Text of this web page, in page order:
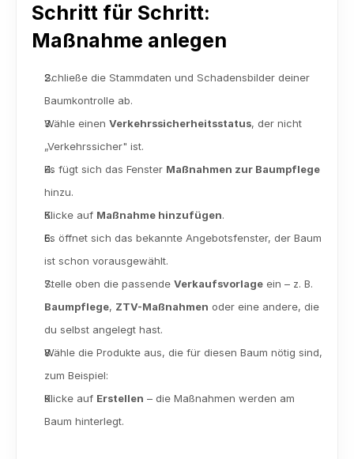
Schritt für Schritt:
Maßnahme anlegen
Schließe die Stammdaten und Schadensbilder deiner
Baumkontrolle ab.
Wähle einen Verkehrssicherheitsstatus, der nicht
„Verkehrssicher" ist.
Es fügt sich das Fenster
hinzu.
Klicke auf Maßnahme hinzufügen.
Es öffnet sich das bekannte Angebotsfenster, der Baum
ist schon vorausgewählt.
Stelle oben die passende Verkaufsvorlage
Baumpflege, ZTV-Maßnahmen oder eine andere, die
du selbst angelegt hast.
Wähle die Produkte aus, die für diesen Baum nötig sind,
zum Beispiel:
Klicke auf Erstellen – die Maßnahmen werden am
Baum hinterlegt.